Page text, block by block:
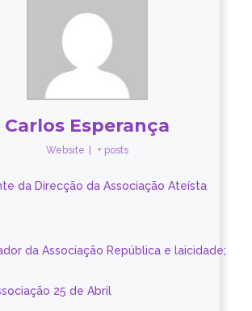
Carlos Esperança
Website + posts
da Direcção da Associação Ateísta
da Associação República e laicidade;
25 de Abril